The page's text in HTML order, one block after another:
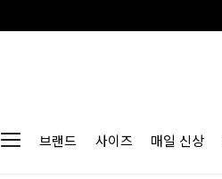
브랜드 사이즈 매일 신상